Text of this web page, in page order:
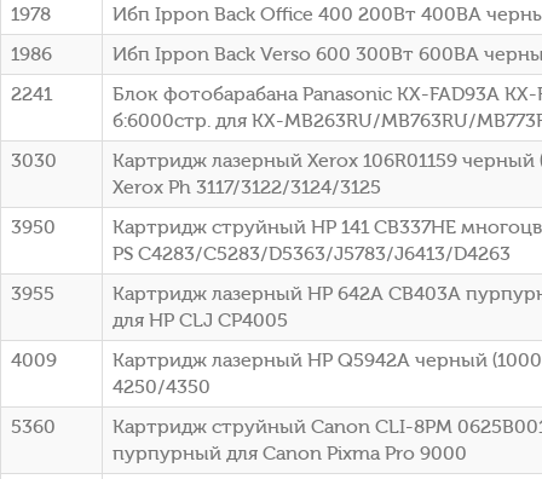
1978
Ибп Ippon Back Office 400 200Вт 400ВА
1986
Ибп Ippon Back Verso 600 300Вт 600ВА
2241
Блок фотобарабана Panasonic KX-FAD93A KX-
б:6000стр. для KX-MB263RU/MB763RU/
3030
Картридж лазерный Xerox 106R01159 черный
Xerox Ph 3117/3122/3124/3125
3950
Картридж струйный HP 141 CB337HE
PS C4283/C5283/D5363/J5783/J6413/D4263
3955
Картридж лазерный HP 642A CB403A
для HP CLJ CP4005
4009
Картридж лазерный HP Q5942A черный
4250/4350
5360
Картридж струйный Canon CLI-8PM
пурпурный для Canon Pixma Pro 9000